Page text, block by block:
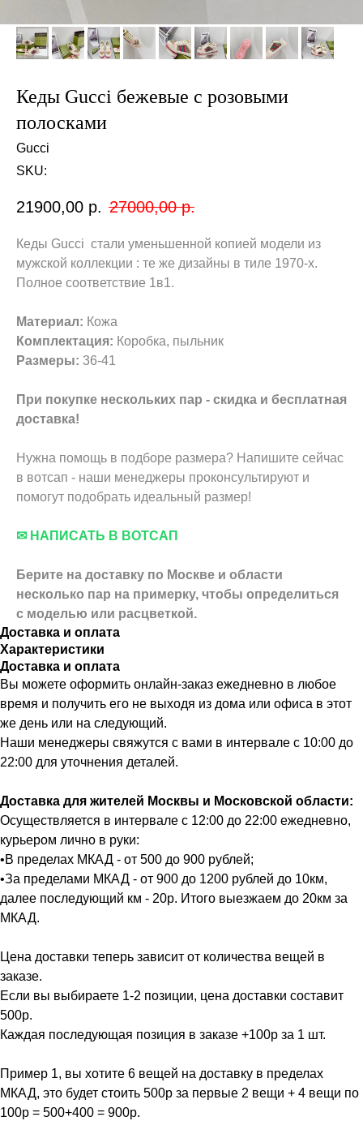
Кеды Gucci бежевые с розовыми
полосками
Gucci
SKU:
21900,00 р. 27000,00 р.
Кеды Gucci стали уменьшенной копией модели из
мужской коллекции : те же дизайны в тиле 1970-х.
Полное соответствие 1в1.
Материал: Кожа
Комплектация: Коробка, пыльник
Размеры: 36-41
При покупке нескольких пар - скидка и бесплатная
доставка!
Нужна помощь в подборе размера? Напишите сейчас
в вотсап - наши менеджеры проконсультируют и
помогут подобрать идеальный размер!
✉ НАПИСАТЬ В ВОТСАП
Берите на доставку по Москве и области
несколько пар на примерку, чтобы определиться
с моделью или расцветкой.
Доставка и оплата
Характеристики
Доставка и оплата
Вы можете оформить онлайн-заказ ежедневно в любое
время и получить его не выходя из дома или офиса в этот
же день или на следующий.
Наши менеджеры свяжутся с вами в интервале с 10:00 до
22:00 для уточнения деталей.
Доставка для жителей Москвы и Московской области:
Осуществляется в интервале с 12:00 до 22:00 ежедневно,
курьером лично в руки:
•В пределах МКАД - от 500 до 900 рублей;
•За пределами МКАД - от 900 до 1200 рублей до 10км,
далее последующий км - 20р. Итого выезжаем до 20км за
МКАД.
Цена доставки теперь зависит от количества вещей в
заказе.
Если вы выбираете 1-2 позиции, цена доставки составит
500р.
Каждая последующая позиция в заказе +100р за 1 шт.
Пример 1, вы хотите 6 вещей на доставку в пределах
МКАД, это будет стоить 500р за первые 2 вещи + 4 вещи по
100р = 500+400 = 900р.